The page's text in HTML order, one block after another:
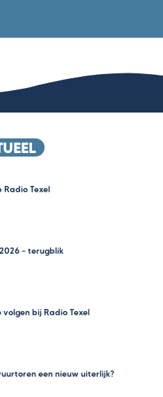
Radio Texel
– terugblik
volgen bij Radio Texel
een nieuw uiterlijk?